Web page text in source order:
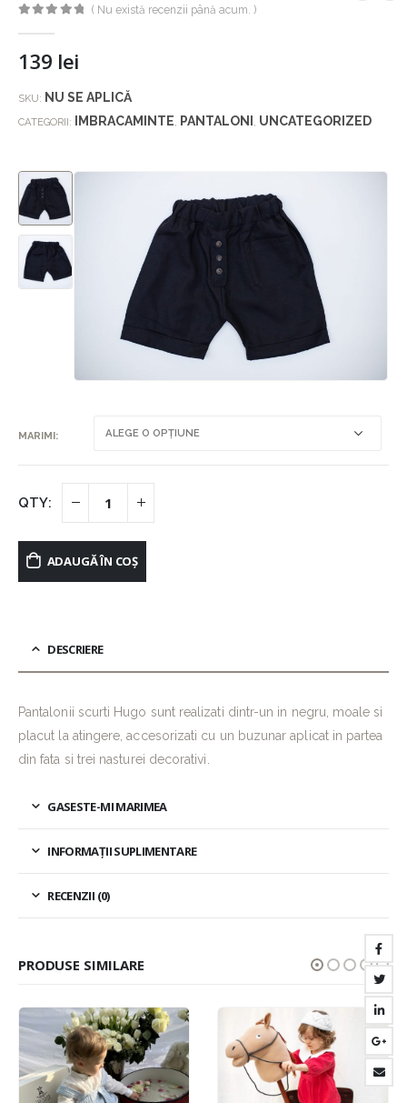
( Nu există recenzii până acum. )
139 lei
SKU: NU SE APLICĂ
CATEGORII: IMBRACAMINTE, PANTALONI , UNCATEGORIZED
MARIMI
ADAUGĂ ÎN COȘ
DESCRIERE
Pantalonii scurti Hugo sunt realizati dintr-un in negru, moale si
placut la atingere, accesorizati cu un buzunar aplicat in partea
din fata si trei nasturei decorativi.
GASESTE-MI MARIMEA
INFORMAȚII SUPLIMENTARE
RECENZII (0)
PRODUSE SIMILARE